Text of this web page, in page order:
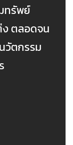
ทรัพย์
ตลอดจน
วัตกรรม